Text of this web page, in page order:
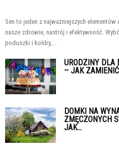
Sen to jeden z najważniejszych elementów
nasze zdrowie, nastrój i efektywność.
poduszki i kołdry,...
URODZINY DLA
– JAK
DOMKI NA
ZMĘCZONYCH
JAK...